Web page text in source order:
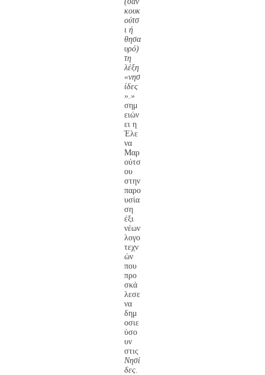
κουκ
ούτσ
ι ή
θησα
υρό)
τη
λέξη
«νησ
ίδες
».»
σημ
ειών
ει η
Έλε
να
Μαρ
ούτσ
ου
στην
παρο
υσία
ση
έξι
νέων
λογο
τεχν
ών
που
προ
σκά
λεσε
να
δημ
οσιε
ύσο
υν
στις
Νησί
δες